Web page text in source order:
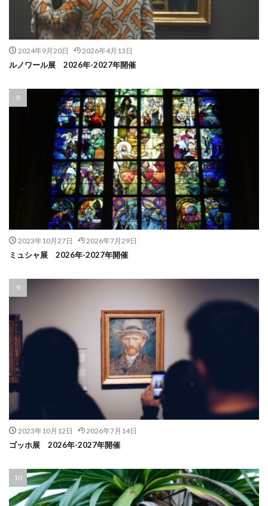
2024年9月20日 2026年4月13日
ルノワール展 2026年-2027年開催
2023年10月27日 2026年7月29日
ミュシャ展 2026年-2027年開催
2023年10月12日 2026年7月14日
ゴッホ展 2026年-2027年開催